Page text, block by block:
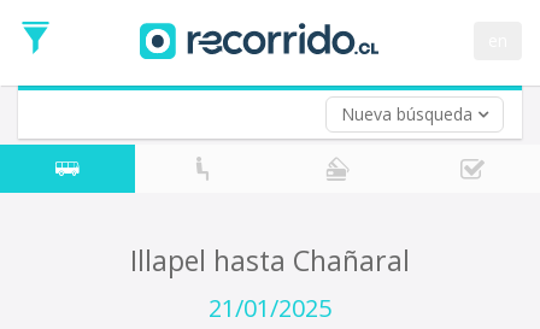
Nueva búsqueda
de
Ida
Vuelta (opcional)
Fecha
de
Illapel hasta Chañaral
21/01/2025